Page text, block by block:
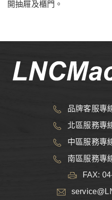
開抽屜及櫃門。
品牌客服專
北區服務專
中區服務專
南區服務專
FAX: